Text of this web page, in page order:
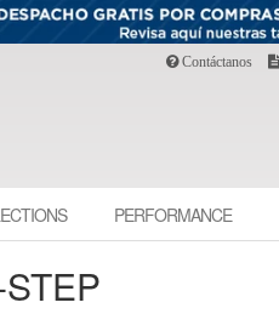
Contáctanos
PERFORMANCE